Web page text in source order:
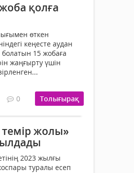
қолға
өткен
кеңесте аудан
15 жобаға
жаңғырту үшін
0 Толығырақ
жолы»
2023 жылғы
туралы есеп